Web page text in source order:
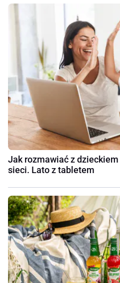
Jak rozmawiać z
sieci. Lato z tabletem